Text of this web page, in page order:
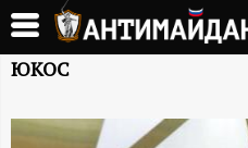
Перейти
основному
А
Н
ЮКОС